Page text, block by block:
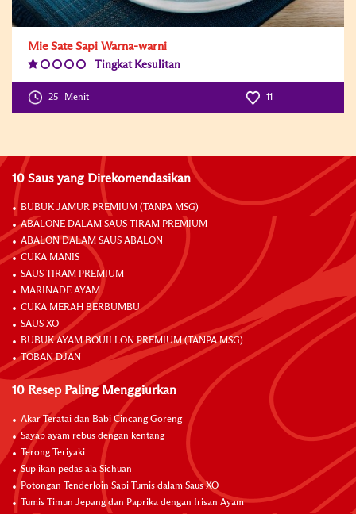
Mie Sate Sapi Warna-warni
Tingkat Kesulitan
25 Menit 11
10 Saus yang Direkomendasikan
BUBUK JAMUR PREMIUM (TANPA MSG)
ABALONE DALAM SAUS TIRAM PREMIUM
ABALON DALAM SAUS ABALON
CUKA MANIS
SAUS TIRAM PREMIUM
MARINADE AYAM
CUKA MERAH BERBUMBU
SAUS XO
BUBUK AYAM BOUILLON PREMIUM (TANPA MSG)
TOBAN DJAN
10 Resep Paling Menggiurkan
Akar Teratai dan Babi Cincang Goreng
Sayap ayam rebus dengan kentang
Terong Teriyaki
Sup ikan pedas ala Sichuan
Potongan Tenderloin Sapi Tumis dalam Saus XO
Tumis Timun Jepang dan Paprika dengan Irisan Ayam